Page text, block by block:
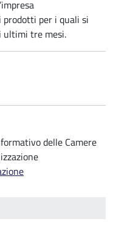
per i quali si
ultimi tre mesi.
delle Camere